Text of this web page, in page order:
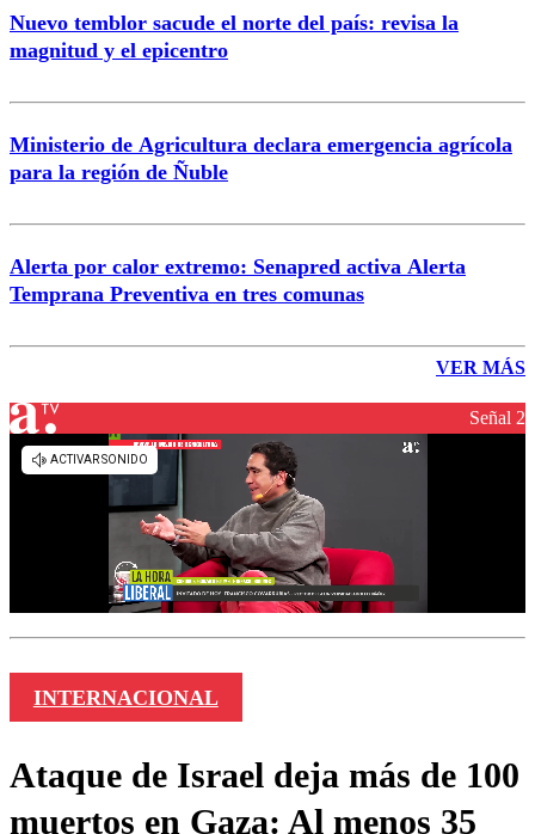
Nuevo temblor sacude el norte del país: revisa la
magnitud y el epicentro
Ministerio de Agricultura declara emergencia agrícola
para la región de Ñuble
Alerta por calor extremo: Senapred activa Alerta
Temprana Preventiva en tres comunas
VER MÁS
Señal 2
INTERNACIONAL
Ataque de Israel deja más de 100
muertos en Gaza: Al menos 35